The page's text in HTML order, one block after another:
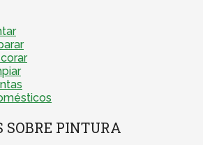
SOBRE PINTURA